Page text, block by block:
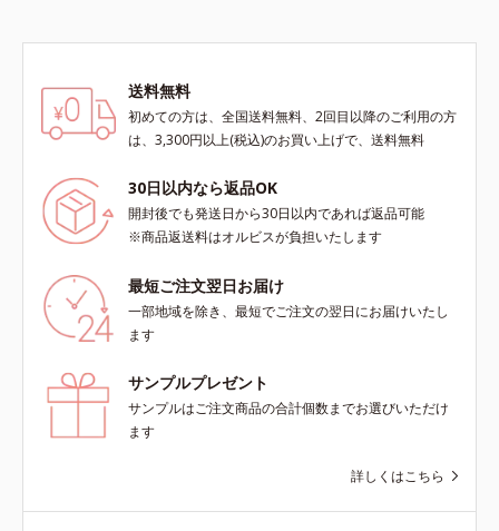
送料無料
初めての方は、全国送料無料、2回目以降のご利用の方
は、3,300円以上(税込)のお買い上げで、送料無料
30日以内なら返品OK
開封後でも発送日から30日以内であれば返品可能
※商品返送料はオルビスが負担いたします
最短ご注文翌日お届け
一部地域を除き、最短でご注文の翌日にお届けいたし
ます
サンプルプレゼント
サンプルはご注文商品の合計個数までお選びいただけ
ます
詳しくはこちら